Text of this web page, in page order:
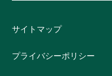
サイトマップ
プライバシーポリシー